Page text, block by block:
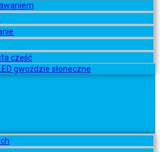
część
gwoździe słoneczne